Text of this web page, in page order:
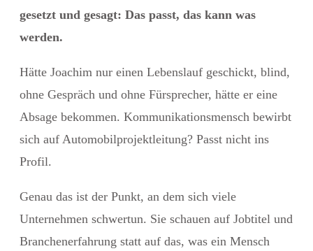
gesetzt und gesagt: Das passt, das kann was
werden.
Hätte Joachim nur einen Lebenslauf geschickt, blind,
ohne Gespräch und ohne Fürsprecher, hätte er eine
Absage bekommen. Kommunikationsmensch bewirbt
sich auf Automobilprojektleitung? Passt nicht ins
Profil.
Genau das ist der Punkt, an dem sich viele
Unternehmen schwertun. Sie schauen auf Jobtitel und
Branchenerfahrung statt auf das, was ein Mensch